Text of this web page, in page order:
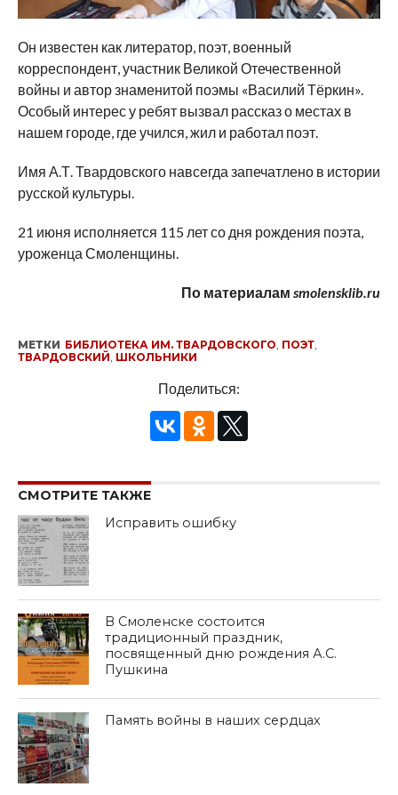
Он известен как литератор, поэт, военный
корреспондент, участник Великой Отечественной
войны и автор знаменитой поэмы «Василий Тёркин».
Особый интерес у ребят вызвал рассказ о местах в
нашем городе, где учился, жил и работал поэт.
Имя А.Т. Твардовского навсегда запечатлено в истории
русской культуры.
21 июня исполняется 115 лет со дня рождения поэта,
уроженца Смоленщины.
По материаламsmolensklib.ru
МЕТКИ БИБЛИОТЕКА ИМ. ТВАРДОВСКОГО, ПОЭТ,
ТВАРДОВСКИЙ, ШКОЛЬНИКИ
Поделиться:
СМОТРИТЕ ТАКЖЕ
Исправить ошибку
В Смоленске состоится
традиционный праздник,
посвященный дню рождения А.С.
Пушкина
Память войны в наших сердцах